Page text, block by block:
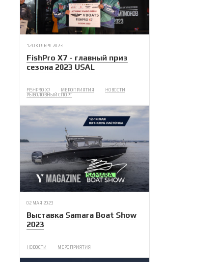
12 ОКТЯБРЯ 2023
FishPro X7 - главный приз
сезона 2023 USAL
FISHPRO X7 МЕРОПРИЯТИЯ
НОВОСТИ
РЫБОЛОВНЫЙ СПОРТ
02 МАЯ 2023
Выставка Samara Boat Show
2023
НОВОСТИ МЕРОПРИЯТИЯ